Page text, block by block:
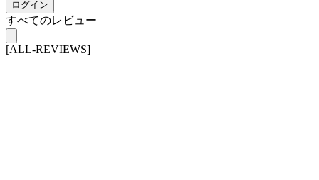
ログイン
すべてのレビュー
[ALL-REVIEWS]